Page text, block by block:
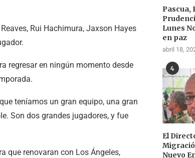
Rui Hachimura, Jaxson Hayes
regresar en ningún momento desde
teníamos un gran equipo, una gran
Son dos grandes jugadores, y fue
que renovaran con Los Ángeles,
Pascua,
Lunes
en paz
abril 18,
4
El
Nuevo